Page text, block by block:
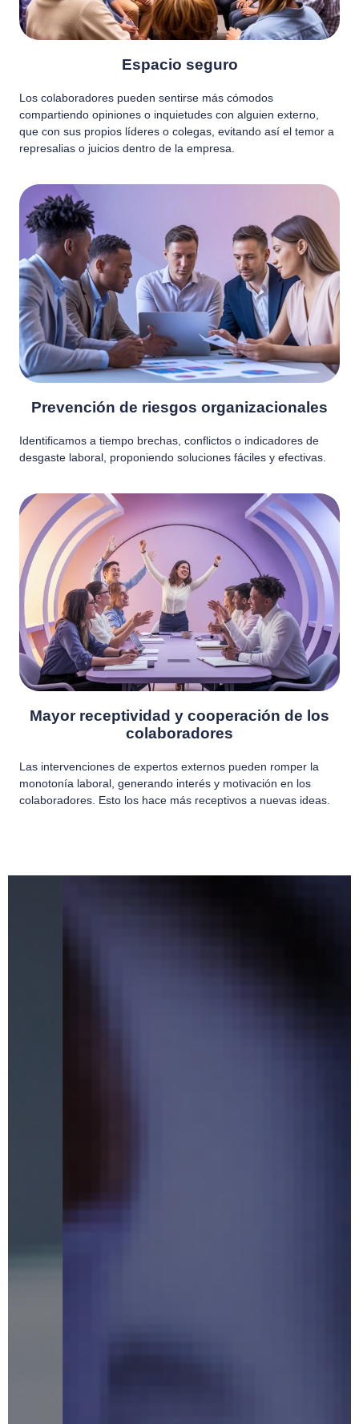
Espacio seguro
Los colaboradores pueden sentirse más cómodos
compartiendo opiniones o inquietudes con alguien externo,
que con sus propios líderes o colegas, evitando así el temor a
represalias o juicios dentro de la empresa.
Prevención de riesgos organizacionales
Identificamos a tiempo brechas, conflictos o indicadores de
desgaste laboral, proponiendo soluciones fáciles y efectivas.
Mayor receptividad y cooperación de los
colaboradores
Las intervenciones de expertos externos pueden romper la
monotonía laboral, generando interés y motivación en los
colaboradores. Esto los hace más receptivos a nuevas ideas.